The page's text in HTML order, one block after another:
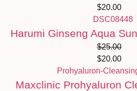
$20.00
Harumi Ginseng Aqua
$25.00
$20.00
Maxclinic Prohyaluron